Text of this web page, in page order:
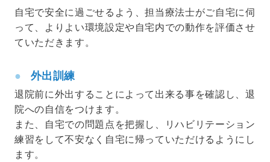
自宅で安全に過ごせるよう、担当療法士がご自宅に伺
って、よりよい環境設定や自宅内での動作を評価させ
ていただきます。
外出訓練
退院前に外出することによって出来る事を確認し、退
院への自信をつけます。
また、自宅での問題点を把握し、リハビリテーション
練習をして不安なく自宅に帰っていただけるようにし
ます。